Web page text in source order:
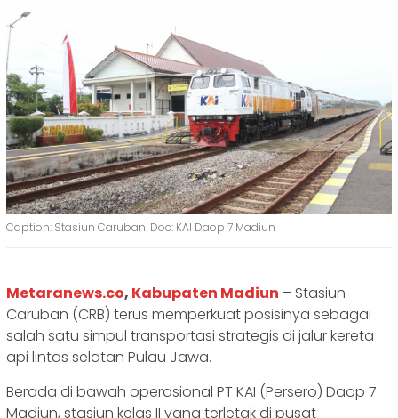
Caption: Stasiun Caruban. Doc: KAI Daop 7 Madiun
Metaranews.co, Kabupaten Madiun – Stasiun
Caruban (CRB) terus memperkuat posisinya sebagai
salah satu simpul transportasi strategis di jalur kereta
api lintas selatan Pulau Jawa.
Berada di bawah operasional PT KAI (Persero) Daop 7
Madiun, stasiun kelas II yang terletak di pusat